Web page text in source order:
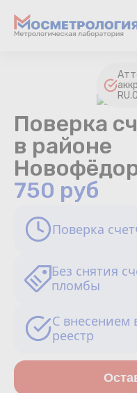
Счетчики воды
Теплосчетчики
Услуги
Аршин
Вопрос-ответ
Сотрудничество
Поверка
в районе
750 руб
Поверка
Без снятия
пломбы
С внесением
реестр